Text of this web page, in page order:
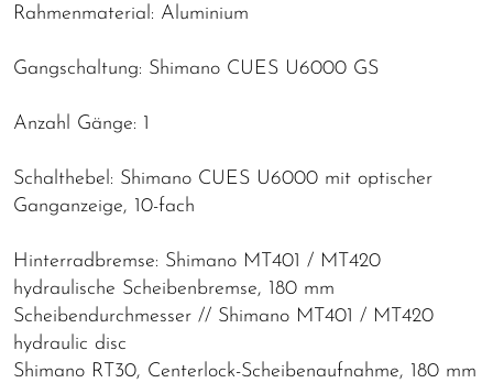
Rahmenmaterial: Aluminium
Gangschaltung: Shimano CUES U6000 GS
Anzahl Gänge: 1
Schalthebel: Shimano CUES U6000 mit optischer
Ganganzeige, 10-fach
Hinterradbremse: Shimano MT401 / MT420
hydraulische Scheibenbremse, 180 mm
Scheibendurchmesser // Shimano MT401 / MT420
hydraulic disc
Shimano RT30, Centerlock-Scheibenaufnahme, 180 mm